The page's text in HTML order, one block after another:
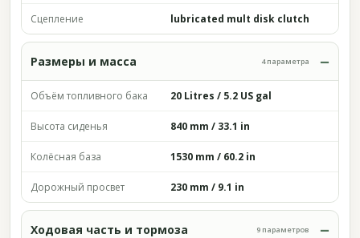
Сцепление lubricated mult disk clutch
Размеры и масса 4 параметра
Объём топливного бака 20 Litres / 5.2 US gal
Высота сиденья 840 mm / 33.1 in
Колёсная база 1530 mm / 60.2 in
Дорожный просвет 230 mm / 9.1 in
Ходовая часть и тормоза 9 параметров